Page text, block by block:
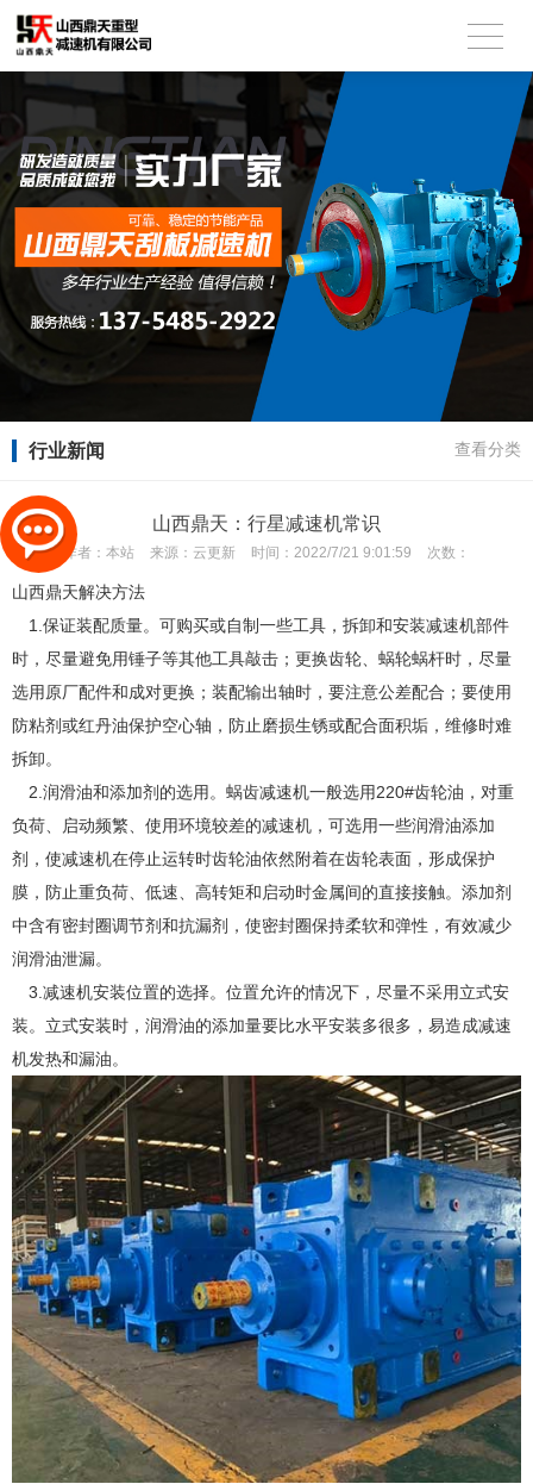
行业新闻 查看分类
山西鼎天：行星减速机常识
作者： 本站 来源： 云更新 时间： 2022/7/21 9:01:59 次数：
山西鼎天解决方法
1.保证装配质量。可购买或自制一些工具，拆卸和安装减速机部件
时，尽量避免用锤子等其他工具敲击；更换齿轮、蜗轮蜗杆时，尽量
选用原厂配件和成对更换；装配输出轴时，要注意公差配合；要使用
防粘剂或红丹油保护空心轴，防止磨损生锈或配合面积垢，维修时难
拆卸。
2.润滑油和添加剂的选用。蜗齿减速机一般选用220#齿轮油，对重
负荷、启动频繁、使用环境较差的减速机，可选用一些润滑油添加
剂，使减速机在停止运转时齿轮油依然附着在齿轮表面，形成保护
膜，防止重负荷、低速、高转矩和启动时金属间的直接接触。添加剂
中含有密封圈调节剂和抗漏剂，使密封圈保持柔软和弹性，有效减少
润滑油泄漏。
3.减速机安装位置的选择。位置允许的情况下，尽量不采用立式安
装。立式安装时，润滑油的添加量要比水平安装多很多，易造成减速
机发热和漏油。